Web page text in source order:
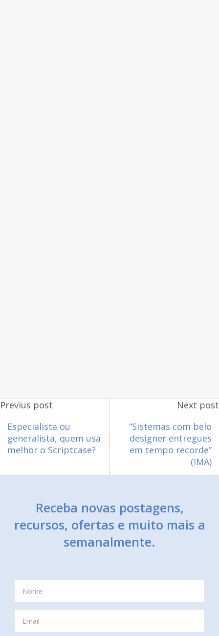
Previus post
Especialista ou
generalista, quem usa
melhor o Scriptcase?
Next post
“Sistemas com belo
designer entregues
em tempo recorde”
(IMA)
Receba novas postagens,
recursos, ofertas e muito mais a
semanalmente.